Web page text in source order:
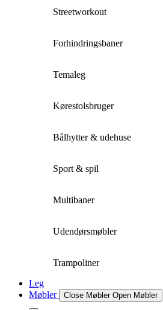
Streetworkout
Forhindringsbaner
Temaleg
Kørestolsbruger
Bålhytter & udehuse
Sport & spil
Multibaner
Udendørsmøbler
Trampoliner
Leg
Møbler
Close Møbler Open Møbler